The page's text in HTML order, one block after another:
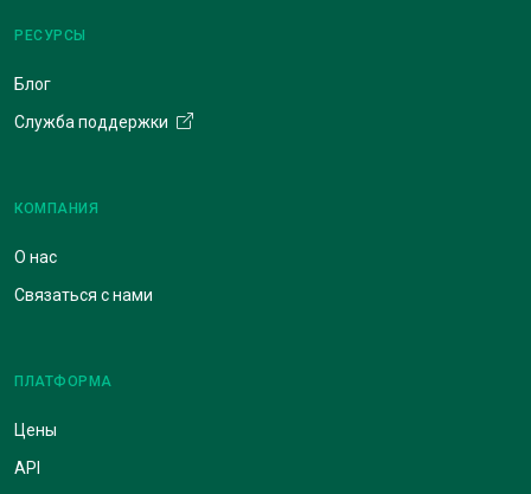
РЕСУРСЫ
Блог
Служба поддержки
КОМПАНИЯ
О нас
Связаться с нами
ПЛАТФОРМА
Цены
API